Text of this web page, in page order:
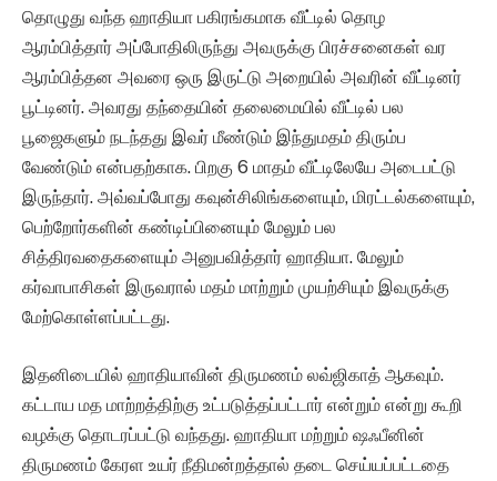
தொழுது வந்த ஹாதியா பகிரங்கமாக வீட்டில் தொழ
ஆரம்பித்தார் அப்போதிலிருந்து அவருக்கு பிரச்சனைகள் வர
ஆரம்பித்தன அவரை ஒரு இருட்டு அறையில் அவரின் வீட்டினர்
பூட்டினர். அவரது தந்தையின் தலைமையில் வீட்டில் பல
பூஜைகளும் நடந்தது இவர் மீண்டும் இந்துமதம் திரும்ப
வேண்டும் என்பதற்காக. பிறகு 6 மாதம் வீட்டிலேயே அடைபட்டு
இருந்தார். அவ்வப்போது கவுன்சிலிங்களையும், மிரட்டல்களையும்,
பெற்றோர்களின் கண்டிப்பினையும் மேலும் பல
சித்திரவதைகளையும் அனுபவித்தார் ஹாதியா. மேலும்
கர்வாபாசிகள் இருவரால் மதம் மாற்றும் முயற்சியும் இவருக்கு
மேற்கொள்ளப்பட்டது.
இதனிடையில் ஹாதியாவின் திருமணம் லவ்ஜிகாத் ஆகவும்.
கட்டாய மத மாற்றத்திற்கு உட்படுத்தப்பட்டார் என்றும் என்று கூறி
வழக்கு தொடரப்பட்டு வந்தது. ஹாதியா மற்றும் ஷஃபீனின்
திருமணம் கேரள உயர் நீதிமன்றத்தால் தடை செய்யப்பட்டதை